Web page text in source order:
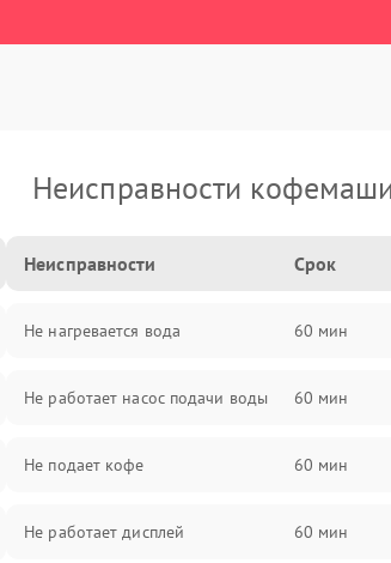
Неисправности
Неисправности Срок
Не нагревается вода 60 мин
Не работает насос подачи воды 60 мин
Не подает кофе 60 мин
Не работает дисплей 60 мин